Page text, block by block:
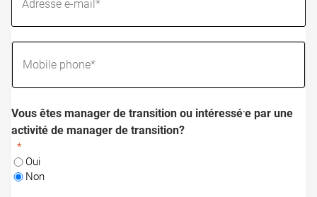
Vous êtes manager de transition ou intéressé⸱e par une
activité de manager de transition?
Oui
Non